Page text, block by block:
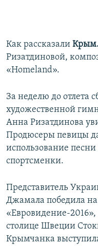
Как рассказали
Ризатдиновой,
«Homeland».
За неделю до отлета
художественной
Анна Ризатдинова
Продюсеры певицы
использование
спортсменки.
Представитель
Джамала победила
«Евровидение-2016»,
столице Швеции
Крымчанка